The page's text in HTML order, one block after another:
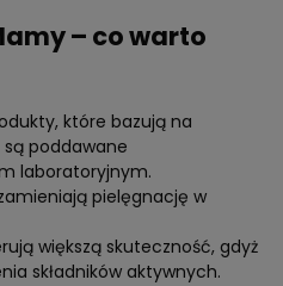
– co warto
które bazują na
są poddawane
laboratoryjnym.
pielęgnację w
większą skuteczność, gdyż
składników aktywnych.